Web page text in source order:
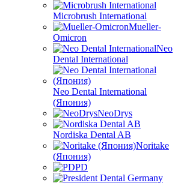
Microbrush International
Mueller-
Omicron
Neo
Dental International
Neo Dental International
(Япония)
NeoDrys
Nordiska Dental AB
Noritake
(Япония)
PD